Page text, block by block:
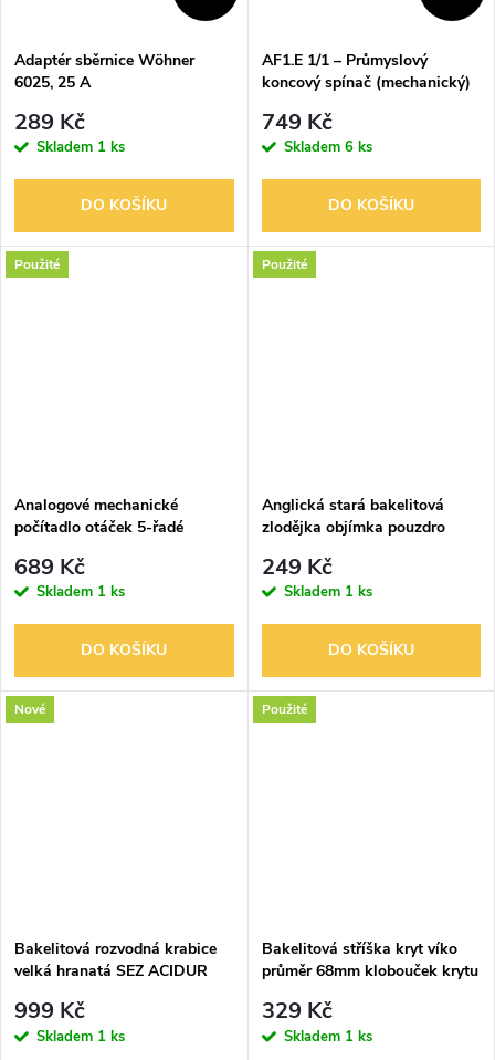
Adaptér sběrnice Wöhner
6025, 25 A
289 Kč
Skladem 1 ks
DO KOŠÍKU
AF1.E 1/1 – Průmyslový
koncový spínač (mechanický)
749 Kč
Skladem 6 ks
DO KOŠÍKU
Použité
Analogové mechanické
počítadlo otáček 5-řadé
689 Kč
Skladem 1 ks
DO KOŠÍKU
Použité
Anglická stará bakelitová
zlodějka objímka pouzdro
249 Kč
Skladem 1 ks
DO KOŠÍKU
Nové
Bakelitová rozvodná krabice
velká hranatá SEZ ACIDUR
999 Kč
Skladem 1 ks
Použité
Bakelitová stříška kryt víko
průměr 68mm klobouček krytu
329 Kč
Skladem 1 ks